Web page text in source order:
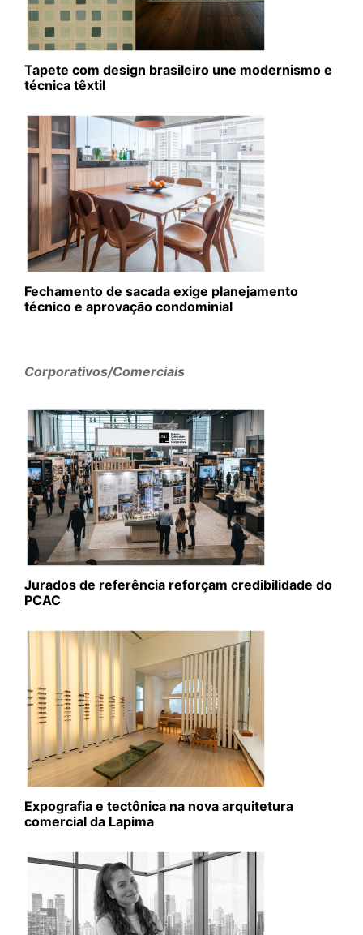
Tapete com design brasileiro une modernismo e
técnica têxtil
Fechamento de sacada exige planejamento
técnico e aprovação condominial
Corporativos/Comerciais
Jurados de referência reforçam credibilidade do
PCAC
Expografia e tectônica na nova arquitetura
comercial da Lapima